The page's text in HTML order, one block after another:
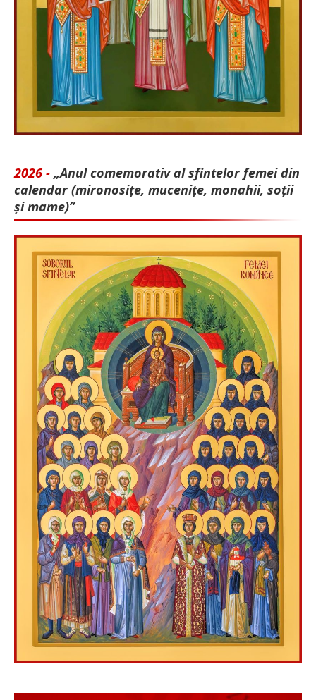
2026 - „Anul comemorativ al sfintelor femei din
calendar (mironosițe, mu­cenițe, monahii, soții
și mame)”